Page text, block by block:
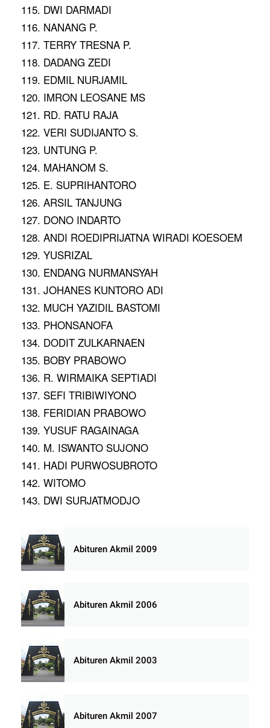
115. DWI DARMADI
116. NANANG P.
117. TERRY TRESNA P.
118. DADANG ZEDI
119. EDMIL NURJAMIL
120. IMRON LEOSANE MS
121. RD. RATU RAJA
122. VERI SUDIJANTO S.
123. UNTUNG P.
124. MAHANOM S.
125. E. SUPRIHANTORO
126. ARSIL TANJUNG
127. DONO INDARTO
128. ANDI ROEDIPRIJATNA WIRADI KOESOEM
129. YUSRIZAL
130. ENDANG NURMANSYAH
131. JOHANES KUNTORO ADI
132. MUCH YAZIDIL BASTOMI
133. PHONSANOFA
134. DODIT ZULKARNAEN
135. BOBY PRABOWO
136. R. WIRMAIKA SEPTIADI
137. SEFI TRIBIWIYONO
138. FERIDIAN PRABOWO
139. YUSUF RAGAINAGA
140. M. ISWANTO SUJONO
141. HADI PURWOSUBROTO
142. WITOMO
143. DWI SURJATMODJO
Abituren Akmil 2009
Abituren Akmil 2006
Abituren Akmil 2003
Abituren Akmil 2007